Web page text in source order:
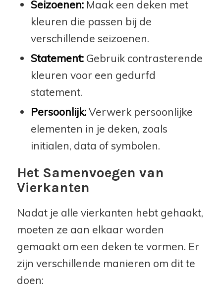
Seizoenen:Maak een deken met
kleuren die passen bij de
verschillende seizoenen.
Statement:Gebruik contrasterende
kleuren voor een gedurfd
statement.
Persoonlijk:Verwerk persoonlijke
elementen in je deken, zoals
initialen, data of symbolen.
Het Samenvoegen van
Vierkanten
Nadat je alle vierkanten hebt gehaakt,
moeten ze aan elkaar worden
gemaakt om een deken te vormen. Er
zijn verschillende manieren om dit te
doen: